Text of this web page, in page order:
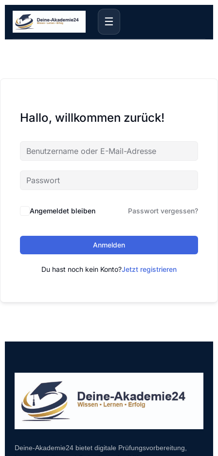
☰
Hallo, willkommen zurück!
Angemeldet bleiben Passwort vergessen?
Anmelden
Du hast noch kein Konto?Jetzt registrieren
Deine-Akademie24 bietet digitale Prüfungsvorbereitung,